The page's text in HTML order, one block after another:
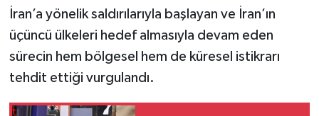
İran’a yönelik saldırılarıyla başlayan ve İran’ın
üçüncü ülkeleri hedef almasıyla devam eden
sürecin hem bölgesel hem de küresel istikrarı
tehdit ettiği vurgulandı.